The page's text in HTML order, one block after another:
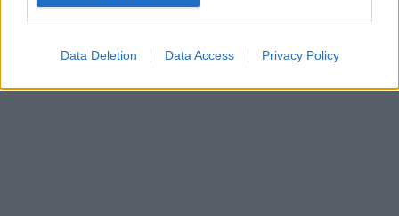
Data Deletion Data Access Privacy Policy